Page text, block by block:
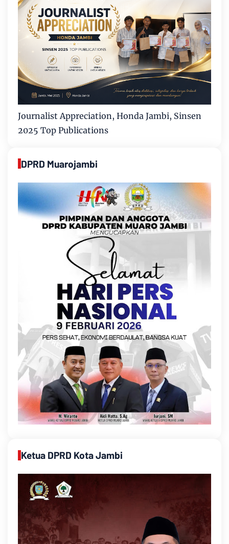
Journalist Appreciation, Honda Jambi, Sinsen
2025 Top Publications
DPRD Muarojambi
Ketua DPRD Kota Jambi